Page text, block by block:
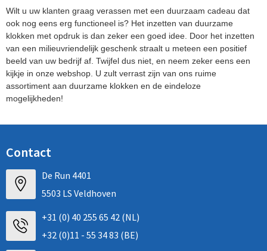
Wilt u uw klanten graag verassen met een duurzaam cadeau dat
ook nog eens erg functioneel is? Het inzetten van duurzame
klokken met opdruk is dan zeker een goed idee. Door het inzetten
van een milieuvriendelijk geschenk straalt u meteen een positief
beeld van uw bedrijf af. Twijfel dus niet, en neem zeker eens een
kijkje in onze webshop. U zult verrast zijn van ons ruime
assortiment aan duurzame klokken en de eindeloze
mogelijkheden!
Contact
De Run 4401
5503 LS Veldhoven
+31 (0) 40 255 65 42 (NL)
+32 (0)11 - 55 34 83 (BE)